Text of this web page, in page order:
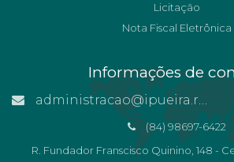
Licitação
Nota Fiscal Eletrônica
Informações de
administracao@ipueira.rn.gov.br
(84) 98697-6422
R. Fundador Franscisco Quinino, 148 -